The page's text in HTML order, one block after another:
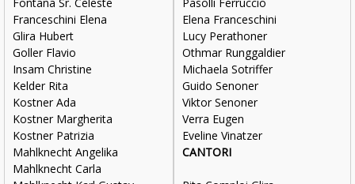
Franceschini Elena
Glira Hubert
Goller Flavio
Insam Christine
Kelder Rita
Kostner Ada
Kostner Margherita
Kostner Patrizia
Mahlknecht Angelika
Mahlknecht Carla
Elena Franceschini
Lucy Perathoner
Othmar Runggaldier
Michaela Sotriffer
Guido Senoner
Viktor Senoner
Verra Eugen
Eveline Vinatzer
CANTORI